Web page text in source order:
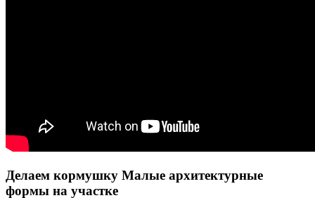
Делаем кормушку Малые архитектурные
формы на участке